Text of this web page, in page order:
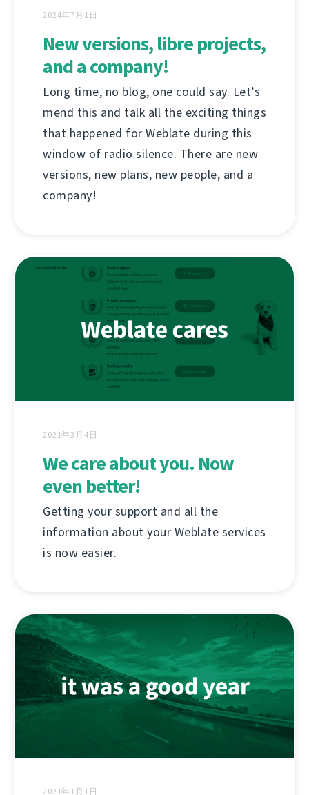
2024年7月1日
New versions, libre projects,
and a company!
Long time, no blog, one could say. Let’s
mend this and talk all the exciting things
that happened for Weblate during this
window of radio silence. There are new
versions, new plans, new people, and a
company!
2021年3月4日
We care about you. Now
even better!
Getting your support and all the
information about your Weblate services
is now easier.
2021年1月1日